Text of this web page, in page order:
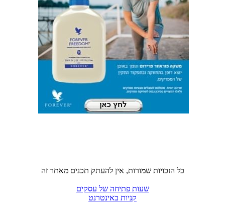
כל הזכויות שמורות, אין להעתק תכנים מאתר זה
שעות פתיחה של עסקים
קניות באינטרנט